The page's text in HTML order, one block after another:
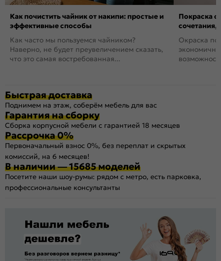
Как почистить чайник от накипи: простые и
эффективные способы
Как часто мы пользуемся чайником?
Наверно, не будет преувеличением сказать,
что это самая востребованная...
Покраска
сочетания,
Окраска
Быстрая доставка
Поднимем на этаж, соберём мебель для вас
Гарантия на сборку
Сборка корпусной мебели с гарантией 18 месяцев
Рассрочка 0%
Первоначальный взнос 0%, без переплат и скрытых
комиссий, на 6 месяцев!
В наличии — 15685 моделей
Посетите наши шоу-румы: рядом с метро, есть парковка,
профессиональные консультанты